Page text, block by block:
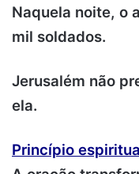
Naquela noite, o
mil soldados.
Jerusalém não
ela.
Princípio